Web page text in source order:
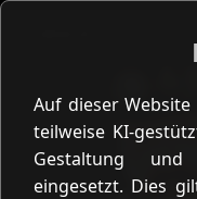
Auf dieser
teilweise KI-
Gestaltung
eingesetzt. Dies